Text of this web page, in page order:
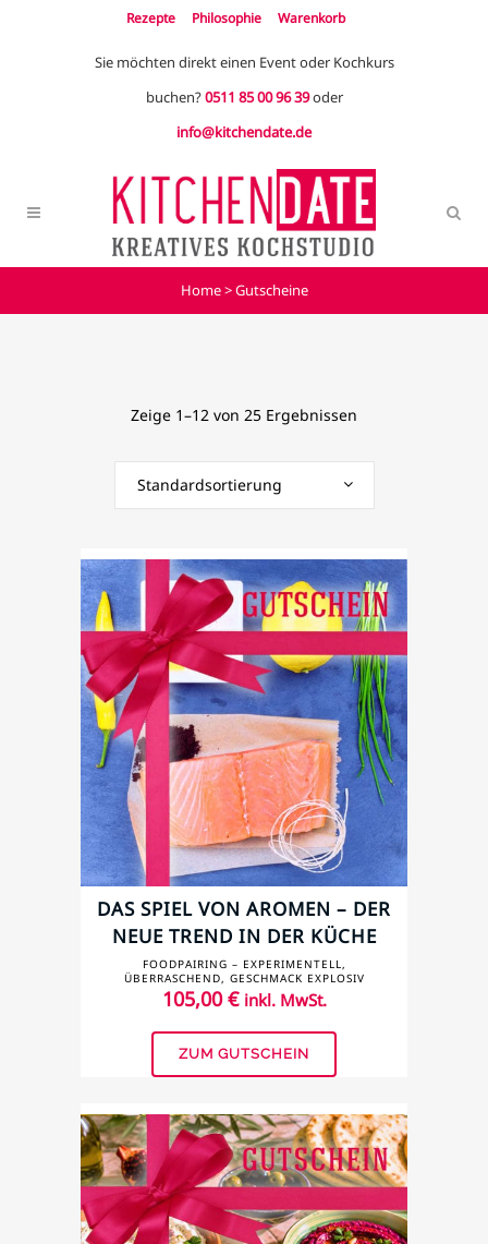
Rezepte Philosophie Warenkorb
Sie möchten direkt einen Event oder Kochkurs
buchen?0511 85 00 96 39oder
info@kitchendate.de
Home>Gutscheine
Zeige 1–12 von 25 Ergebnissen
Standardsortierung
DAS SPIEL VON AROMEN – DER
NEUE TREND IN DER KÜCHE
FOODPAIRING – EXPERIMENTELL,
ÜBERRASCHEND, GESCHMACK EXPLOSIV
105,00€ inkl. MwSt.
ZUM GUTSCHEIN